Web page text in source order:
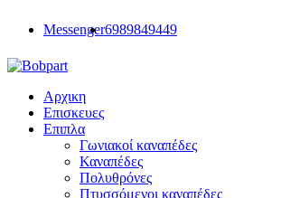
Messenger6989849449
Αρχικη
Επισκευες
Επιπλα
Γωνιακοί καναπέδες
Καναπέδες
Πολυθρόνες
Πτυσσόμενοι καναπέδες